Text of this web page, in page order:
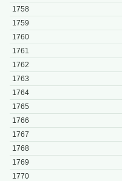
1758
1759
1760
1761
1762
1763
1764
1765
1766
1767
1768
1769
1770